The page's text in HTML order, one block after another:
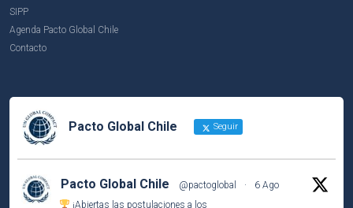
SIPP
Agenda Pacto Global Chile
Contacto
Pacto Global Chile Seguir
Pacto Global Chile @pactoglobal ·
6 Ago
¡Abiertas las postulaciones a los